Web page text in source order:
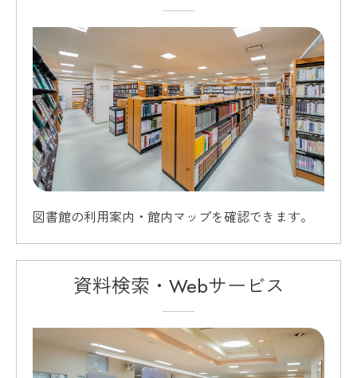
図書館の利用案内・館内マップを確認できます。
資料検索・Webサービス